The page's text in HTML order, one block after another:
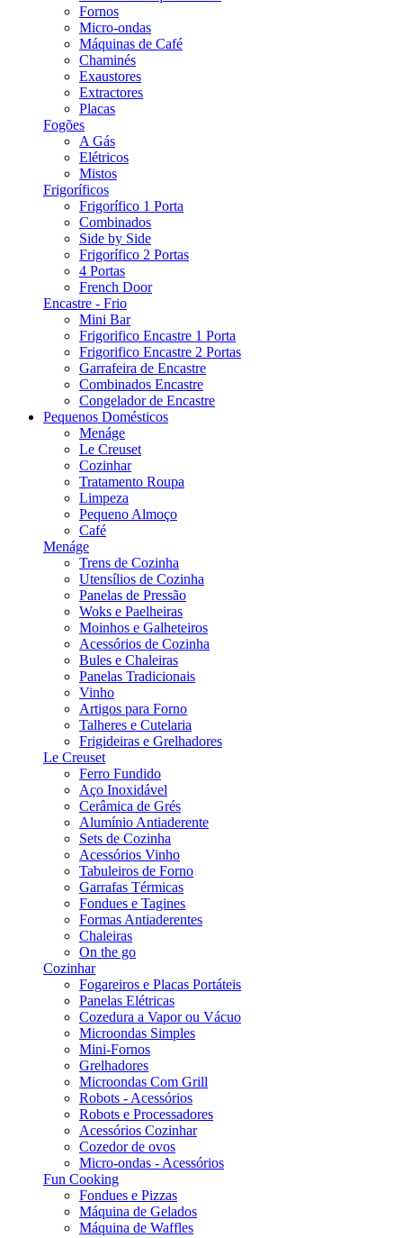
Fornos
Micro-ondas
Máquinas de Café
Chaminés
Exaustores
Extractores
Placas
Fogões
A Gás
Elétricos
Mistos
Frigoríficos
Frigorífico 1 Porta
Combinados
Side by Side
Frigorífico 2 Portas
4 Portas
French Door
Encastre - Frio
Mini Bar
Frigorifico Encastre 1 Porta
Frigorifico Encastre 2 Portas
Garrafeira de Encastre
Combinados Encastre
Congelador de Encastre
Pequenos Domésticos
Menáge
Le Creuset
Cozinhar
Tratamento Roupa
Limpeza
Pequeno Almoço
Café
Menáge
Trens de Cozinha
Utensílios de Cozinha
Panelas de Pressão
Woks e Paelheiras
Moinhos e Galheteiros
Acessórios de Cozinha
Bules e Chaleiras
Panelas Tradicionais
Vinho
Artigos para Forno
Talheres e Cutelaria
Frigideiras e Grelhadores
Le Creuset
Ferro Fundido
Aço Inoxidável
Cerâmica de Grés
Alumínio Antiaderente
Sets de Cozinha
Acessórios Vinho
Tabuleiros de Forno
Garrafas Térmicas
Fondues e Tagines
Formas Antiaderentes
Chaleiras
On the go
Cozinhar
Fogareiros e Placas Portáteis
Panelas Elétricas
Cozedura a Vapor ou Vácuo
Microondas Simples
Mini-Fornos
Grelhadores
Microondas Com Grill
Robots - Acessórios
Robots e Processadores
Acessórios Cozinhar
Cozedor de ovos
Micro-ondas - Acessórios
Fun Cooking
Fondues e Pizzas
Máquina de Gelados
Máquina de Waffles